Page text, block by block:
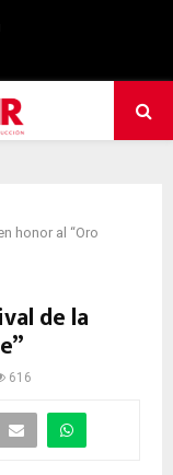
honor al “Oro
de la
616